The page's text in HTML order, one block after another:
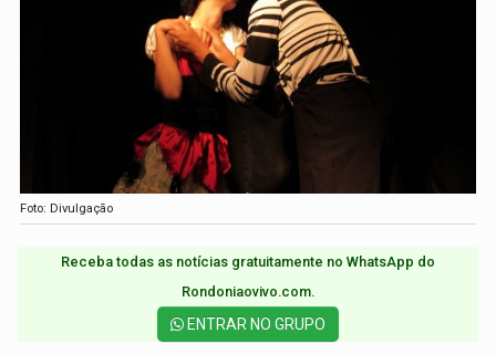
Foto: Divulgação
Receba todas as notícias gratuitamente no WhatsApp do
Rondoniaovivo.com.​
ENTRAR NO GRUPO